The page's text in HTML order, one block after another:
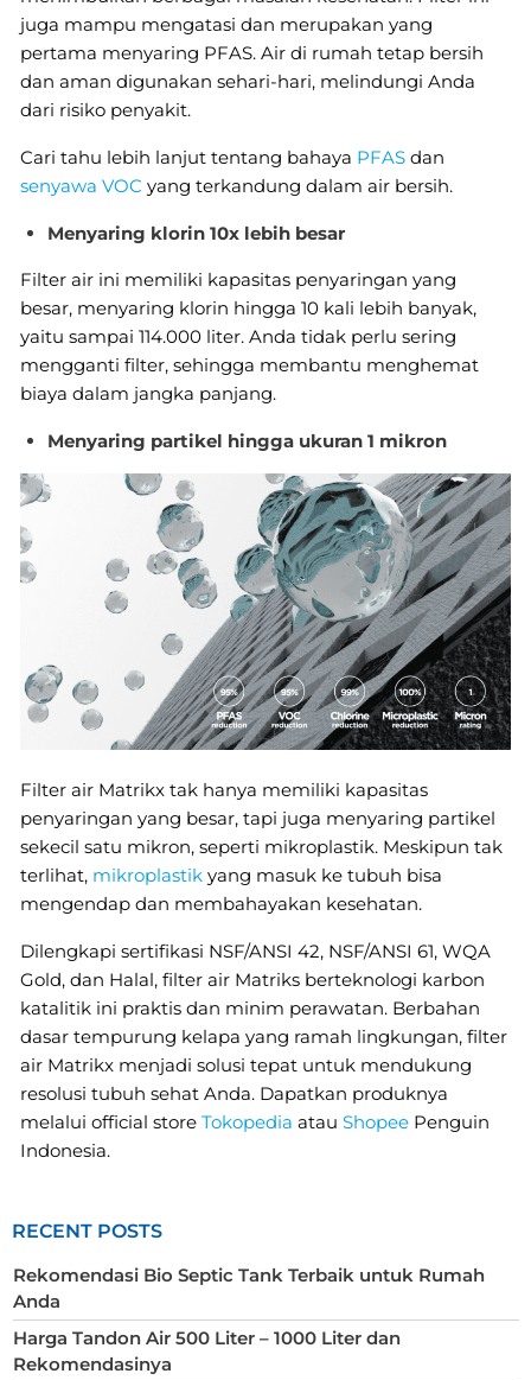
juga mampu mengatasi dan merupakan yang
pertama menyaring PFAS. Air di rumah tetap bersih
dan aman digunakan sehari-hari, melindungi Anda
dari risiko penyakit.
Cari tahu lebih lanjut tentang bahaya PFAS dan
senyawa VOC yang terkandung dalam air bersih.
Menyaring klorin 10x lebih besar
Filter air ini memiliki kapasitas penyaringan yang
besar, menyaring klorin hingga 10 kali lebih banyak,
yaitu sampai 114.000 liter. Anda tidak perlu sering
mengganti filter, sehingga membantu menghemat
biaya dalam jangka panjang.
Menyaring partikel hingga ukuran 1 mikron
Filter air Matrikx tak hanya memiliki kapasitas
penyaringan yang besar, tapi juga menyaring partikel
sekecil satu mikron, seperti mikroplastik. Meskipun tak
terlihat, mikroplastik yang masuk ke tubuh bisa
mengendap dan membahayakan kesehatan.
Dilengkapi sertifikasi NSF/ANSI 42, NSF/ANSI 61, WQA
Gold, dan Halal, filter air Matriks berteknologi karbon
katalitik ini praktis dan minim perawatan. Berbahan
dasar tempurung kelapa yang ramah lingkungan, filter
air Matrikx menjadi solusi tepat untuk mendukung
resolusi tubuh sehat Anda. Dapatkan produknya
melalui official store Tokopedia atau Shopee Penguin
Indonesia.
RECENT POSTS
Rekomendasi Bio Septic Tank Terbaik untuk Rumah
Anda
Harga Tandon Air 500 Liter – 1000 Liter dan
Rekomendasinya